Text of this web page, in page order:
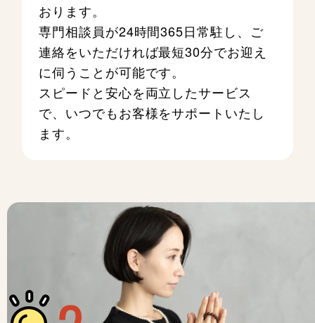
おります。
専門相談員が24時間365日常駐し、ご
連絡をいただければ最短30分でお迎え
に伺うことが可能です。
スピードと安心を両立したサービス
で、いつでもお客様をサポートいたし
ます。